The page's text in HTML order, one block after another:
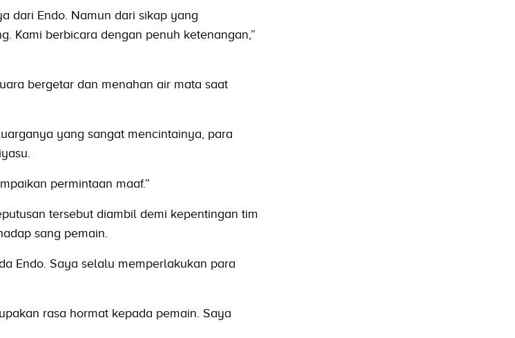
dari Endo. Namun dari sikap yang
Kami berbicara dengan penuh ketenangan,”
bergetar dan menahan air mata saat
yang sangat mencintainya, para
permintaan maaf.”
tersebut diambil demi kepentingan tim
sang pemain.
Endo. Saya selalu memperlakukan para
rasa hormat kepada pemain. Saya